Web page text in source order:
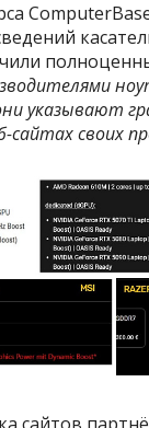
указывают
своих